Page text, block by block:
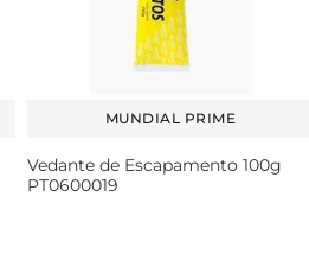
MUNDIAL PRIME
Vedante de Escapamento 100g
PT0600019